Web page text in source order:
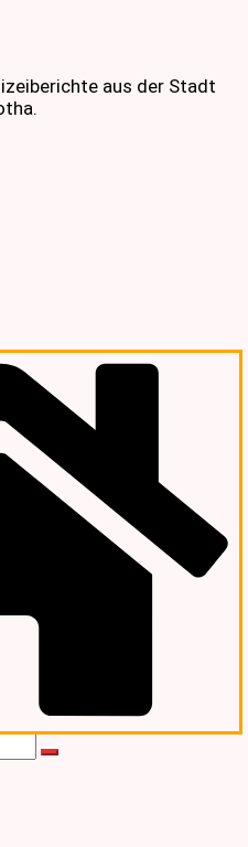
aus der Stadt